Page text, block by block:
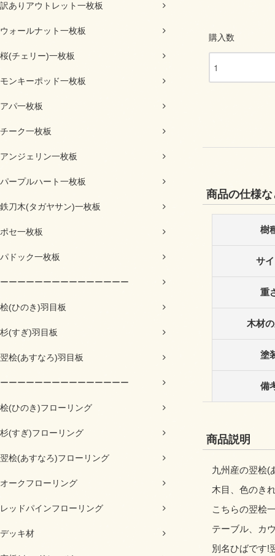
訳ありアウトレット一枚板
ウォールナット一枚板
桜(チェリー)一枚板
モンキーポッド一枚板
アパ一枚板
チーク一枚板
アンジェリン一枚板
パープルハート一枚板
鉄刀木(タガヤサン)一枚板
ポセ一枚板
パドック一枚板
ーーーーーーーーーーーーーーー
桧(ひのき)羽目板
杉(すぎ)羽目板
翌桧(あすなろ)羽目板
ーーーーーーーーーーーーーーー
桧(ひのき)フローリング
杉(すぎ)フローリング
翌桧(あすなろ)フローリング
オークフローリング
レッドパインフローリング
デッキ材
購入数
商品の仕様な
樹
サ
重
木材
塗
備
商品説明
九州産の翌桧(
木目、色のき
こちらの翌桧
テーブル、カ
別名ひばです!